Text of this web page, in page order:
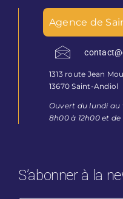
Agence de
1313 route Jean
13670 Saint-Andiol
Ouvert du lundi au
8h00 à 12h00 et de
S’abonner à la